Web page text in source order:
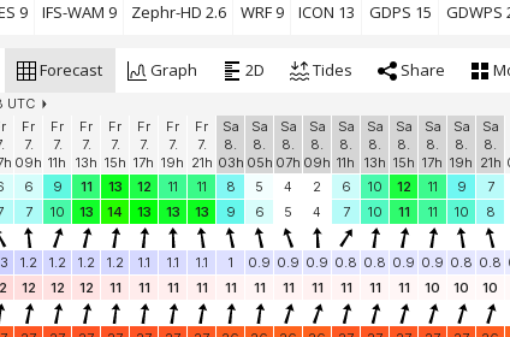
9 IFS-WAM 9 Zephr-HD 2.6 WRF 9 ICON 13 GDPS 15 GDWPS
Forecast Graph 2D Tides Share
UTC
Fr
7.
09h
Fr
7.
11h
Fr
7.
13h
Fr
7.
15h
Fr
7.
17h
Fr
7.
19h
Fr
7.
21h
Sa
8.
03h
Sa
8.
05h
Sa
8.
07h
Sa
8.
09h
Sa
8.
11h
Sa
8.
13h
Sa
8.
15h
Sa
8.
17h
Sa
8.
19h
Sa
8.
21h
6 9 11 13 12 11 11 8 5 4 2 6 10 12 11 9 7
7 10 13 14 13 13 13 9 6 5 4 7 10 11 11 10 8
1.2 1.2 1.2 1.2 1.1 1.1 1.1 1 0.9 0.9 0.9 0.8 0.8 0.9 0.9 0.8 0.8
12 12 12 11 11 11 11 11 11 11 11 11 11 11 10 10 10